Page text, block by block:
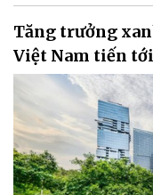
Tăng trưởng
Việt Nam tiến